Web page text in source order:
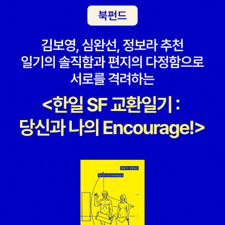
한손으로 만지며 드래곤 라자를 읽었는데 그 태중 아이가 어저께 중
학교에 입학했다. ㅎ 또 하나 더 있다. <양각양> <무림사계>로 나
에겐 언제나 최고의 작가로 추앙받는 한상운이 지난해 문학동네에서
출간한 소년 추격전 시리즈 2권 <게임의 왕>. 피시방 차려서 리니지
하는 내 친구 하나는 이 책 읽고나서 아주 울고 다녔다. 재미있다고.
게임 서버 내 최고 아이템을 엉겹결에 가지게 된 찌질이들의 고군분
투기. 다른 이야기지만 한상운이 다시 무협으로 돌아오기만 기다린
다. 또 하나 관심을 두고 있던 도시 시뮬레이션 게임인 심시티5가
출시됐다. 기존 심시티 시리즈에 비해 그래픽이나 비주얼이 판타지라
고 불러도 될만큼 압도적이다. 이런 건설 시뮬레이션 게임은 우리가
시티5도 공개된 트레일러나 플레이 영상을 봐도 그렇다. 당장 구매해
즐기고 싶지만 생업을 파할까 싶어 미뤄둔다. 좀 더 시간이 있을 때,
내 버닝 시즌이 끝나면 그 때. 아이고 오늘이 일이 밀려서 여기까
남는 건 어슐러 르 귄과 아이작 아시모프였던 것 같네요. 몇 년이 지나
도 다시 펴보게 되는 책을 꼽으라면 그들 책이거든요. 그리고 굳이 독
서 취향을 따지지 않아도 '추리'라는 건 모든 장르에서 재미를 주는 공
통 주제인 것 같습니다. 예를 들어 아시모프의 '파운데이션'만 봐도 기
막힌 반전과 스릴, 추적, 추리가 넘쳐나잖아요. 그러니 평소 추리를 읽
느냐 마느냐가 아니라 어느 책을 읽든 재미있는 책엔 항시 추리적 요
소가 있다, 라고 할 수 있으니 평소에 추리적 요소가 든 소설을 즐긴다
고 대답할 수 있겠네요. Q. 지금까지 자신이 펴낸 책 중 개인적으로
가장 애착이 가는 책이 있다면? 또는 작업한 책 중 가장 기억에 남는
작품이 있다면?A. 회사 입사 후 전체적인 작품에서 꼽는다면 <폴라
는 장르 소설을 한 권짜리 가죽 양장본으로 만드는 것은 입사 전부터
꿈꾸어 오던 것이고, 그걸 현실로 이룰 수 있었으니까요. 밀리언셀러
클럽 시리즈에서 꼽는다면 당연히 <살인자들의 섬>입니다. 데니스
루헤인이라는 작가를 만난 것도 그렇지만, 그의 작품을 통해 추리와